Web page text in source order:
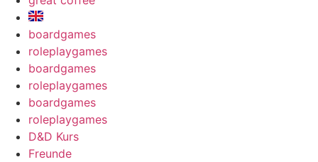
boardgames
roleplaygames
boardgames
roleplaygames
boardgames
roleplaygames
D&D Kurs
Freunde